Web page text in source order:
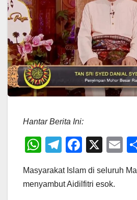
Hantar Berita Ini:
W
at
T
e
F
c
X
E
Masyarakat Islam di seluruh
menyambut Aidilfitri esok.